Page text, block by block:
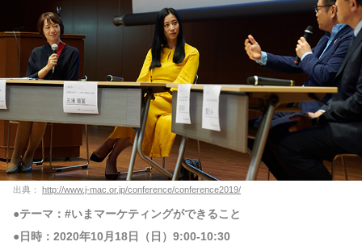
出典： http://www.j-mac.or.jp/conference/conference2019/
●テーマ：#いまマーケティングができること
●日時：2020年10月18日（日）9:00-10:30